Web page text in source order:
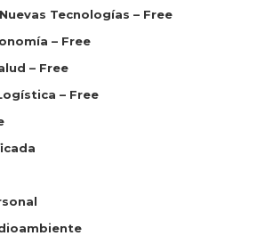
Tecnologías – Free
– Free
– Free
– Free